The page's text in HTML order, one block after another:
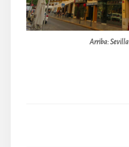
Arriba: Sevilla